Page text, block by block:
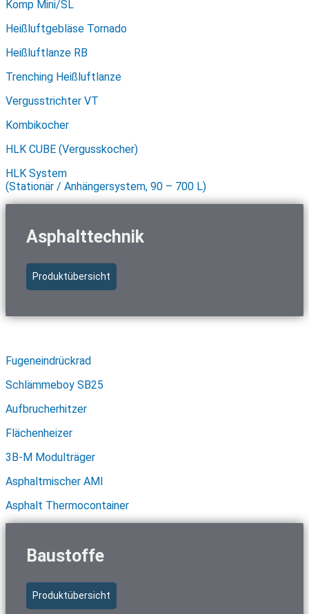
Komp Mini/SL
Heißluftgebläse Tornado
Heißluftlanze RB
Trenching Heißluftlanze
Vergusstrichter VT
Kombikocher
HLK CUBE (Vergusskocher)
HLK System
(Stationär / Anhängersystem, 90 – 700 L)
Asphalttechnik
Produktübersicht
Fugeneindrückrad
Schlämmeboy SB25
Aufbrucherhitzer
Flächenheizer
3B-M Modulträger
Asphaltmischer AMI
Asphalt Thermocontainer
Baustoffe
Produktübersicht